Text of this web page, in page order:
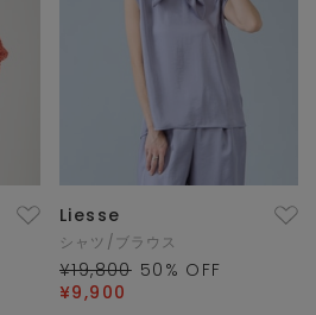
Liesse
シャツ/ブラウス
¥19,800 50 % OFF
¥9,900